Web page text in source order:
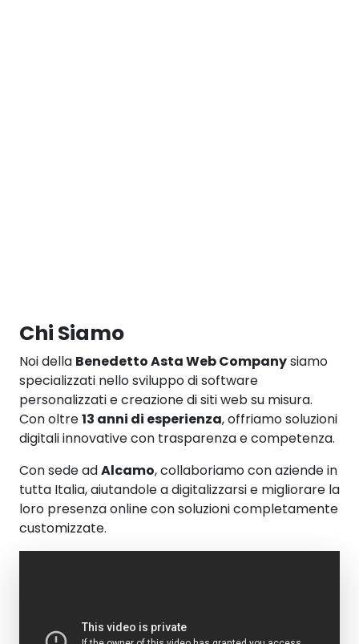
Chi Siamo
Noi della Benedetto Asta Web Companysiamo
specializzati nello sviluppo di software
personalizzati e creazione di siti web su misura.
Con oltre13 anni di esperienza, offriamo soluzioni
digitali innovative con trasparenza e competenza.
Con sede adAlcamo, collaboriamo con aziende in
tutta Italia, aiutandole a digitalizzarsi e migliorare la
loro presenza online con soluzioni completamente
customizzate.